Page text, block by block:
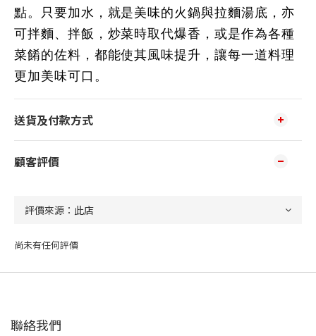
點。只要加水，就是美味的火鍋與拉麵湯底，亦
可拌麵、拌飯，炒菜時取代爆香，或是作為各種
菜餚的佐料，都能使其風味提升，讓每一道料理
更加美味可口。
送貨及付款方式
顧客評價
尚未有任何評價
聯絡我們